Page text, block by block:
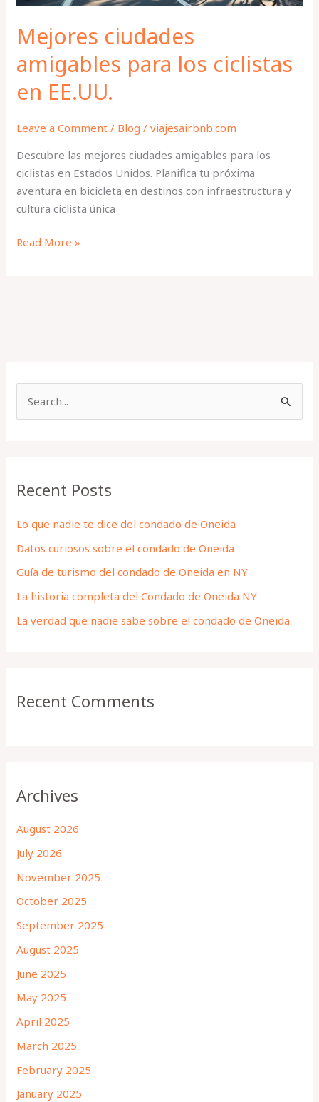
Mejores ciudades
amigables para los ciclistas
en EE.UU.
Leave a Comment / Blog /viajesairbnb.com
Descubre las mejores ciudades amigables para los
ciclistas en Estados Unidos. Planifica tu próxima
aventura en bicicleta en destinos con infraestructura y
cultura ciclista única
Read More »
c
f
o
r
:
Recent Posts
Lo que nadie te dice del condado de Oneida
Datos curiosos sobre el condado de Oneida
Guía de turismo del condado de Oneida en NY
La historia completa del Condado de Oneida NY
La verdad que nadie sabe sobre el condado de Oneida
Recent Comments
Archives
August 2026
July 2026
November 2025
October 2025
September 2025
August 2025
June 2025
May 2025
April 2025
March 2025
February 2025
January 2025